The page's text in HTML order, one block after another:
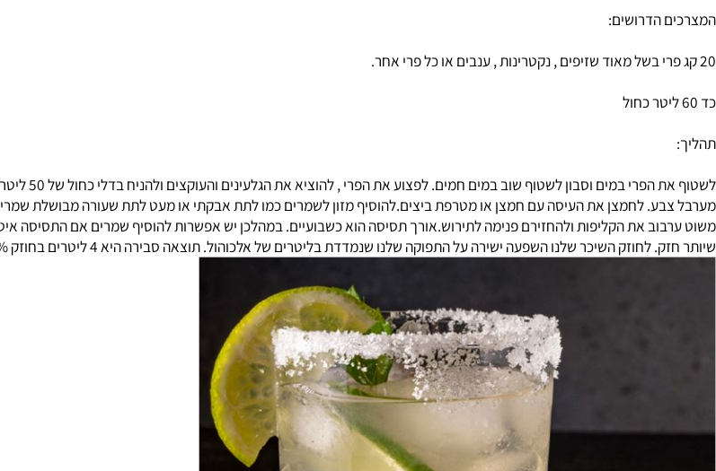
לשטוף את הפרי
לחמצן את העיסה עם חמצן או מטרפת ביצים.להוסיף מזון לשמרים כמו לתת אבקתי או מעט לתת שעורה מבושלת שמרי יין
השיכר שלנו השפעה ישירה על התפוקה שלנו שנמדדת בליטרים של אלכוהול. תוצאה סבירה היא 4 ליטרים בחוזק 60% לאחר זיקוק שני.